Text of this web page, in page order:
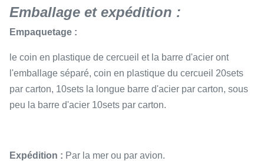
Emballage et expédition :
Empaquetage :
le coin en plastique de cercueil et la barre d'acier ont
l'emballage séparé, coin en plastique du cercueil 20sets
par carton, 10sets la longue barre d'acier par carton, sous
peu la barre d'acier 10sets par carton.
Expédition : Par la mer ou par avion.